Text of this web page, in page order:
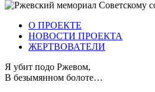
О ПРОЕКТЕ
НОВОСТИ ПРОЕКТА
ЖЕРТВОВАТЕЛИ
Я убит подо Ржевом,
В безымянном болоте…